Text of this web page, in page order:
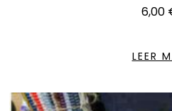
6,00
LEER